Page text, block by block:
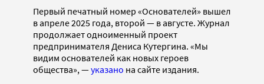
Первый печатный номер «Основателей» вышел
в апреле 2025 года, второй — в августе. Журнал
продолжает одноименный проект
предпринимателя Дениса Кутергина. «Мы
видим основателей как новых героев
общества», —указано на сайте издания.